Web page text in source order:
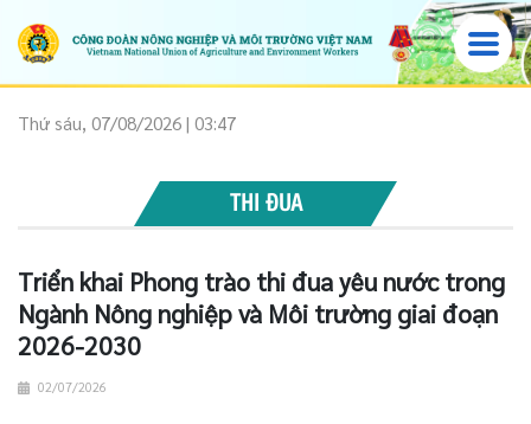
Thứ sáu, 07/08/2026 | 03:47
THI ĐUA
Triển khai Phong trào thi đua yêu nước trong
Ngành Nông nghiệp và Môi trường giai đoạn
2026-2030
02/07/2026